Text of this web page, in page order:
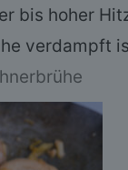
bis hoher
verdampft